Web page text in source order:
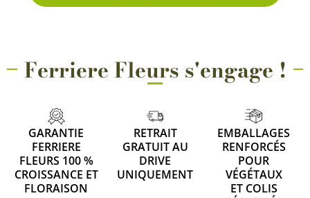
Ferriere Fleurs s'engage !
GARANTIE
FERRIERE
FLEURS 100 %
CROISSANCE ET
FLORAISON
RETRAIT
GRATUIT AU
DRIVE
UNIQUEMENT
EMBALLAGES
RENFORCÉS
POUR
VÉGÉTAUX
ET COLIS